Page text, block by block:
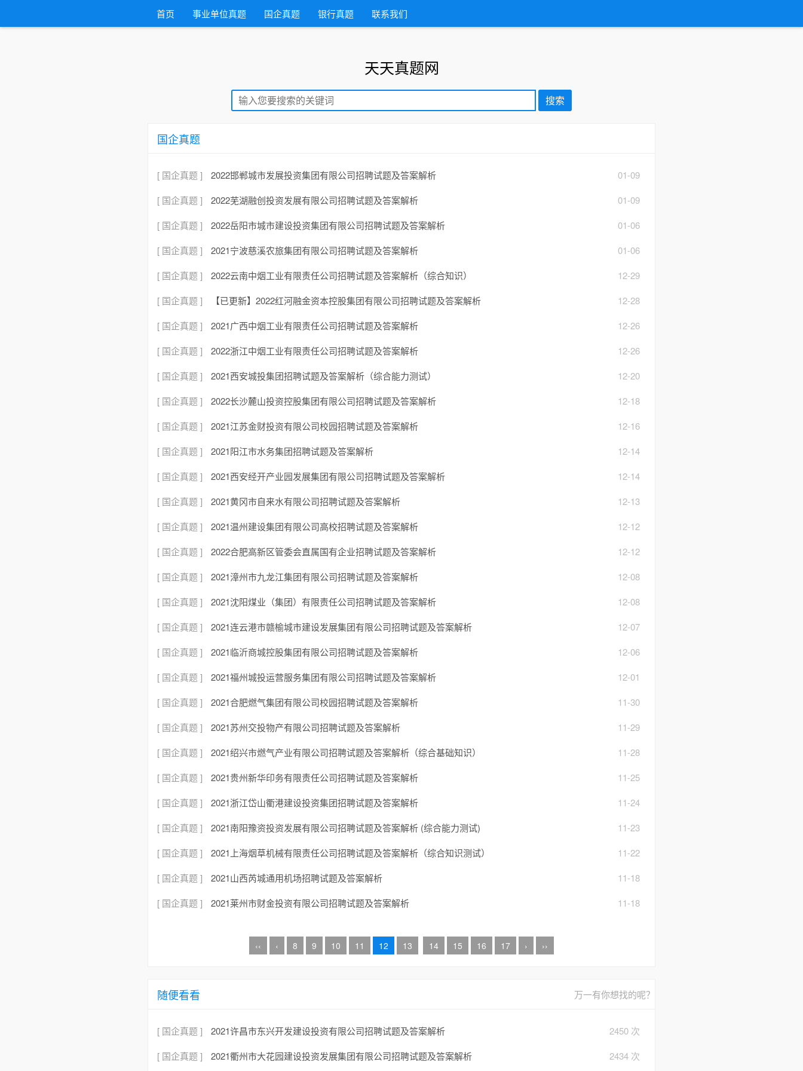
首页 事业单位真题 国企真题 银行真题 联系我们
天天真题网
国企真题
01-09
[ 国企真题 ]
2022邯郸城市发展投资集团有限公司招聘试题及答案解析
01-09
[ 国企真题 ]
2022芜湖融创投资发展有限公司招聘试题及答案解析
01-06
[ 国企真题 ]
2022岳阳市城市建设投资集团有限公司招聘试题及答案解析
01-06
[ 国企真题 ]
2021宁波慈溪农旅集团有限公司招聘试题及答案解析
12-29
[ 国企真题 ]
2022云南中烟工业有限责任公司招聘试题及答案解析（综合知识）
12-28
[ 国企真题 ]
【已更新】2022红河融金资本控股集团有限公司招聘试题及答案解析
12-26
[ 国企真题 ]
2021广西中烟工业有限责任公司招聘试题及答案解析
12-26
[ 国企真题 ]
2022浙江中烟工业有限责任公司招聘试题及答案解析
12-20
[ 国企真题 ]
2021西安城投集团招聘试题及答案解析（综合能力测试）
12-18
[ 国企真题 ]
2022长沙麓山投资控股集团有限公司招聘试题及答案解析
12-16
[ 国企真题 ]
2021江苏金财投资有限公司校园招聘试题及答案解析
12-14
[ 国企真题 ]
2021阳江市水务集团招聘试题及答案解析
12-14
[ 国企真题 ]
2021西安经开产业园发展集团有限公司招聘试题及答案解析
12-13
[ 国企真题 ]
2021黄冈市自来水有限公司招聘试题及答案解析
12-12
[ 国企真题 ]
2021温州建设集团有限公司高校招聘试题及答案解析
12-12
[ 国企真题 ]
2022合肥高新区管委会直属国有企业招聘试题及答案解析
12-08
[ 国企真题 ]
2021漳州市九龙江集团有限公司招聘试题及答案解析
12-08
[ 国企真题 ]
2021沈阳煤业（集团）有限责任公司招聘试题及答案解析
12-07
[ 国企真题 ]
2021连云港市赣榆城市建设发展集团有限公司招聘试题及答案解析
12-06
[ 国企真题 ]
2021临沂商城控股集团有限公司招聘试题及答案解析
12-01
[ 国企真题 ]
2021福州城投运营服务集团有限公司招聘试题及答案解析
11-30
[ 国企真题 ]
2021合肥燃气集团有限公司校园招聘试题及答案解析
11-29
[ 国企真题 ]
2021苏州交投物产有限公司招聘试题及答案解析
11-28
[ 国企真题 ]
2021绍兴市燃气产业有限公司招聘试题及答案解析（综合基础知识）
11-25
[ 国企真题 ]
2021贵州新华印务有限责任公司招聘试题及答案解析
11-24
[ 国企真题 ]
2021浙江岱山衢港建设投资集团招聘试题及答案解析
11-23
[ 国企真题 ]
2021南阳豫资投资发展有限公司招聘试题及答案解析 (综合能力测试)
11-22
[ 国企真题 ]
2021上海烟草机械有限责任公司招聘试题及答案解析（综合知识测试）
11-18
[ 国企真题 ]
2021山西芮城通用机场招聘试题及答案解析
11-18
[ 国企真题 ] 2021莱州市财金投资有限公司招聘试题及答案解析
‹‹ ‹ 8 9 10 11 12 13 14 15 16 17 › ››
随便看看 万一有你想找的呢？
2450 次
[ 国企真题 ]
2021许昌市东兴开发建设投资有限公司招聘试题及答案解析
2434 次
[ 国企真题 ] 2021衢州市大花园建设投资发展集团有限公司招聘试题及答案解析